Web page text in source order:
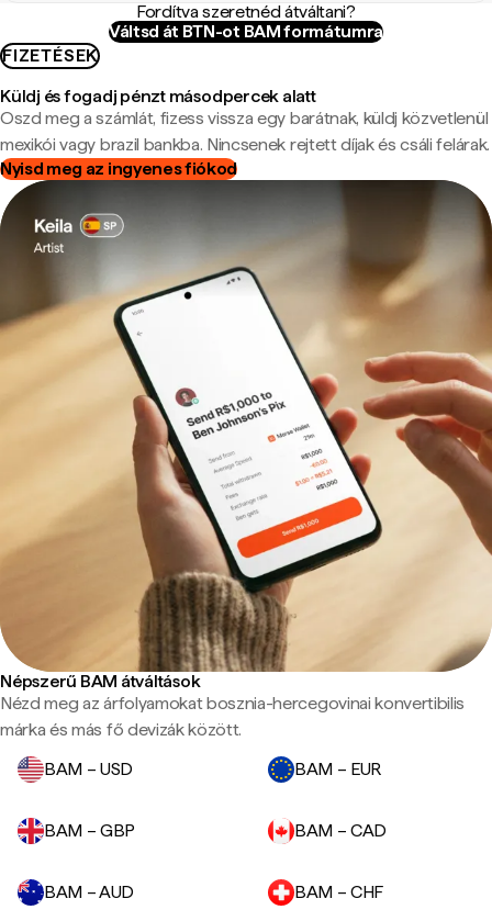
Fordítva szeretnéd átváltani?
Váltsd át BTN-ot BAM formátumra
FIZETÉSEK
Küldj és fogadj pénzt másodpercek alatt
Oszd meg a számlát, fizess vissza egy barátnak, küldj közvetlenül
mexikói vagy brazil bankba. Nincsenek rejtett díjak és csáli felárak.
Nyisd meg az ingyenes fiókod
Népszerű BAM átváltások
Nézd meg az árfolyamokat bosznia-hercegovinai konvertibilis
márka és más fő devizák között.
BAM – USD
BAM – EUR
BAM – GBP BAM – CAD
BAM – AUD BAM – CHF